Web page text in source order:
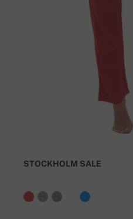
STOCKHOLM SALE